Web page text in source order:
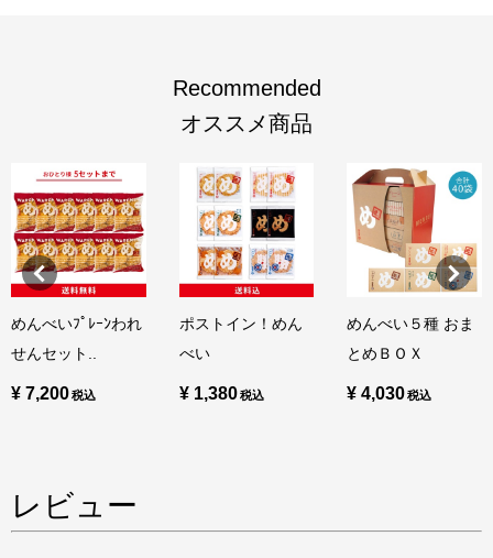
Recommended
オススメ商品
めんべいﾌﾟﾚｰﾝわれ
せんセット..
¥ 7,200
ポストイン！めん
べい
¥ 1,380
めんべい５種 おま
とめＢＯＸ
¥ 4,030
レビュー